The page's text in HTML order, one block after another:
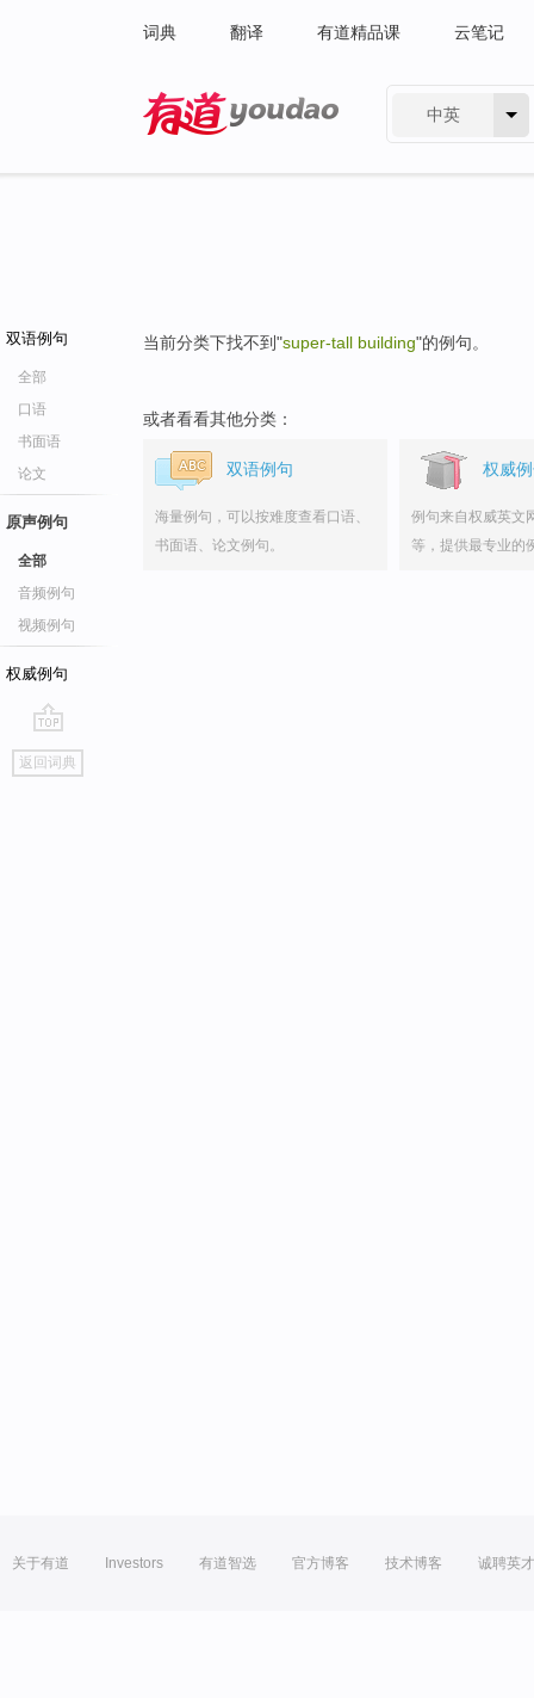
词典 翻译 有道精品课 云笔记
中英
双语例句
全部
口语
书面语
论文
原声例句
全部
音频例句
视频例句
权威例句
go
top
返回词典
当前分类下找不到"super-tall building"的例句。
或者看看其他分类：
双语例句
海量例句，可以按难度查看口语、
书面语、论文例句。
权威
例句来自权威英文
等，提供最专业的
关于有道 Investors 有道智选 官方博客 技术博客 诚聘英才